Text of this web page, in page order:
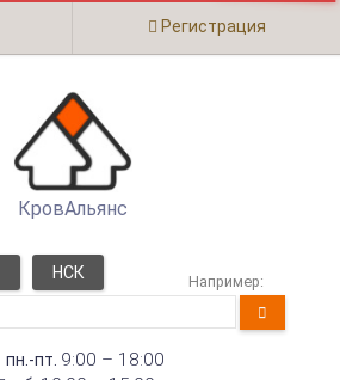
Регистрация
КровАльянс
НСК Например:
пн.-пт. 9:00 – 18:00